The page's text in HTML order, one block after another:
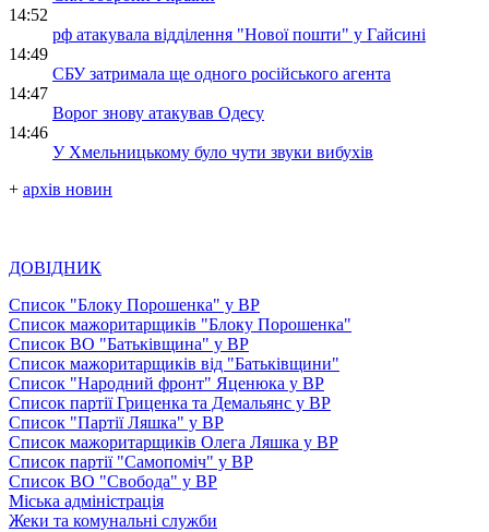
14:52
рф атакувала відділення "Нової пошти" у Гайсині
14:49
СБУ затримала ще одного російського агента
14:47
Ворог знову атакував Одесу
14:46
У Хмельницькому було чути звуки вибухів
+ архів новин
ДОВІДНИК
Список "Блоку Порошенка" у ВР
Список мажоритарщиків "Блоку Порошенка"
Список ВО "Батьківщина" у ВР
Список мажоритарщиків від "Батьківщини"
Список "Народний фронт" Яценюка у ВР
Список партії Гриценка та Демальянс у ВР
Список "Партії Ляшка" у ВР
Список мажоритарщиків Олега Ляшка у ВР
Список партії "Самопоміч" у ВР
Список ВО "Свобода" у ВР
Міська адміністрація
Жеки та комунальні служби